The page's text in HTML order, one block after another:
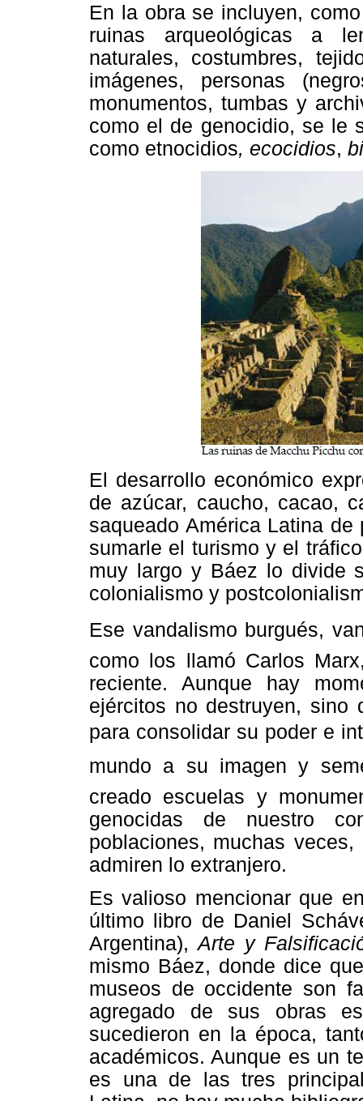
En la obra se incluyen,
ruinas arqueológicas a
naturales, costumbres,
imágenes, personas
monumentos, tumbas y
como el de genocidio, se le
como etnocidios, ecocidios,
El desarrollo económico
de azúcar, caucho, cacao,
saqueado América Latina
sumarle el turismo y el
muy largo y Báez lo divide
colonialismo y
Ese vandalismo burgués,
como los llamó Carlos
reciente. Aunque hay
ejércitos no destruyen, sino
para consolidar su poder e
mundo a su imagen y
creado escuelas y
genocidas de nuestro
poblaciones, muchas
admiren lo extranjero.
Es valioso mencionar que
último libro de Daniel
Argentina),Arte y
mismo Báez, donde dice
museos de occidente son
agregado de sus obras
sucedieron en la época,
académicos. Aunque es un
es una de las tres